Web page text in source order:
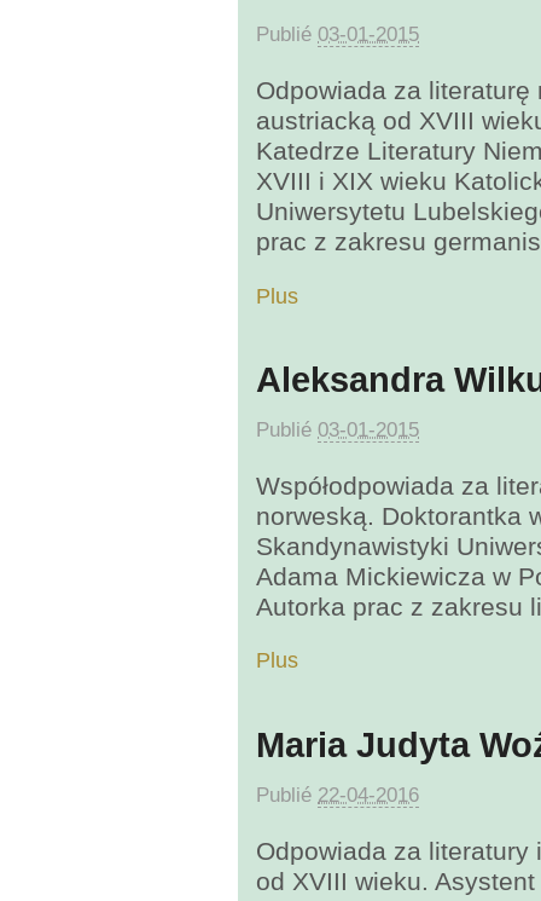
Publié03-01-2015
Odpowiada za literaturę
austriacką od XVIII
Katedrze Literatury
XVIII i XIX wieku
Uniwersytetu
prac z zakresu
Plus
Aleksandra
Publié03-01-2015
Współodpowiada za
norweską. Doktorantka
Skandynawistyki
Adama Mickiewicza w
Autorka prac z zakresu
Plus
Maria Judyta
Publié 22-04-2016
Odpowiada za literatury
od XVIII wieku.